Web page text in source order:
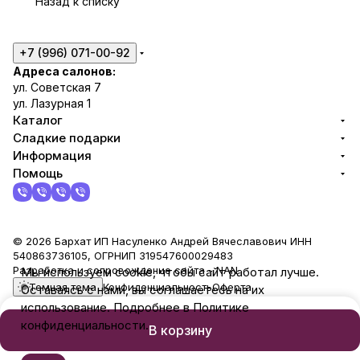
В корзину
+7 (996) 071-00-92
Адреса салонов:
ул. Советская 7
ул. Лазурная 1
Каталог
Сладкие подарки
Информация
Помощь
© 2026 Бархат ИП Насуленко Андрей Вячеславович ИНН
540863736105, ОГРНИП 319547600029483
Разработка и сопровождение сайта -NAN
Темная тема КонфиденциальностьОферта
Мы используем cookie, чтобы сайт работал лучше.
Оставаясь с нами, вы соглашаетесь на их
использование. Подробнее в Политике
конфиденциальности.